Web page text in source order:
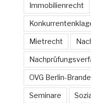
Immobilienrecht
Mietrecht
OVG Berlin-
Seminare